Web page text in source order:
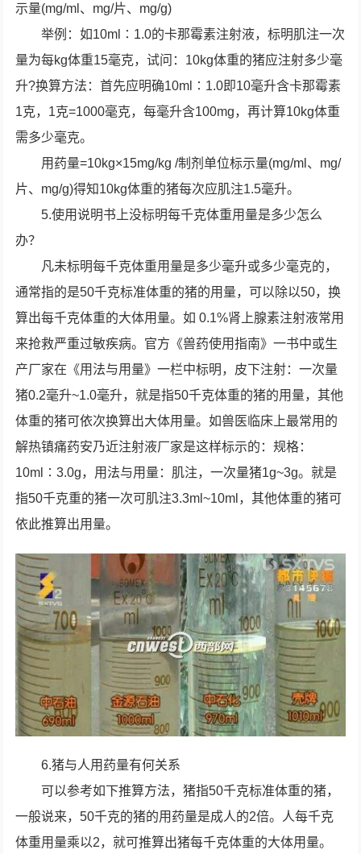
示量(mg/ml、mg/片、mg/g)
举例：如10ml∶1.0的卡那霉素注射液，标明肌注一次
量为每kg体重15毫克，试问：10kg体重的猪应注射多少毫
升?换算方法：首先应明确10ml∶1.0即10毫升含卡那霉素
1克，1克=1000毫克，每毫升含100mg，再计算10kg体重
需多少毫克。
用药量=10kg×15mg/kg /制剂单位标示量(mg/ml、mg/
片、mg/g)得知10kg体重的猪每次应肌注1.5毫升。
5.使用说明书上没标明每千克体重用量是多少怎么
办？
凡未标明每千克体重用量是多少毫升或多少毫克的，
通常指的是50千克标准体重的猪的用量，可以除以50，换
算出每千克体重的大体用量。如 0.1%肾上腺素注射液常用
来抢救严重过敏疾病。官方《兽药使用指南》一书中或生
产厂家在《用法与用量》一栏中标明，皮下注射：一次量
猪0.2毫升~1.0毫升，就是指50千克体重的猪的用量，其他
体重的猪可依次换算出大体用量。如兽医临床上最常用的
解热镇痛药安乃近注射液厂家是这样标示的：规格：
10ml∶3.0g，用法与用量：肌注，一次量猪1g~3g。就是
指50千克重的猪一次可肌注3.3ml~10ml，其他体重的猪可
依此推算出用量。
6.猪与人用药量有何关系
可以参考如下推算方法，猪指50千克标准体重的猪，
一般说来，50千克的猪的用药量是成人的2倍。人每千克
体重用量乘以2，就可推算出猪每千克体重的大体用量。